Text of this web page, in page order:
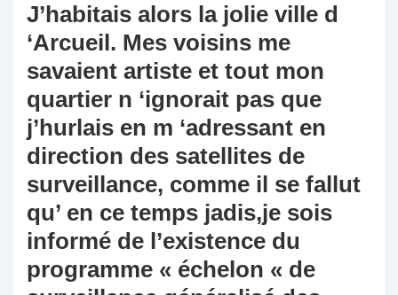
J’habitais alors la jolie ville d
‘Arcueil. Mes voisins me
savaient artiste et tout mon
quartier n ‘ignorait pas que
j’hurlais en m ‘adressant en
direction des satellites de
surveillance, comme il se fallut
qu’ en ce temps jadis,je sois
informé de l’existence du
programme « échelon « de